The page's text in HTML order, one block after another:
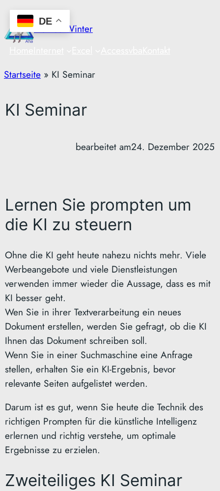
Zum
Inhalt
springen
Markus Winter
Startseite » KI Seminar
KI Seminar
bearbeitet am24. Dezember 2025
Lernen Sie prompten um
die KI zu steuern
Ohne die KI geht heute nahezu nichts mehr. Viele
Werbeangebote und viele Dienstleistungen
verwenden immer wieder die Aussage, dass es mit
KI besser geht.
Wen Sie in ihrer Textverarbeitung ein neues
Dokument erstellen, werden Sie gefragt, ob die KI
Ihnen das Dokument schreiben soll.
Wenn Sie in einer Suchmaschine eine Anfrage
stellen, erhalten Sie ein KI-Ergebnis, bevor
relevante Seiten aufgelistet werden.
Darum ist es gut, wenn Sie heute die Technik des
richtigen Prompten für die künstliche Intelligenz
erlernen und richtig verstehe, um optimale
Ergebnisse zu erzielen.
Zweiteiliges KI Seminar
DE